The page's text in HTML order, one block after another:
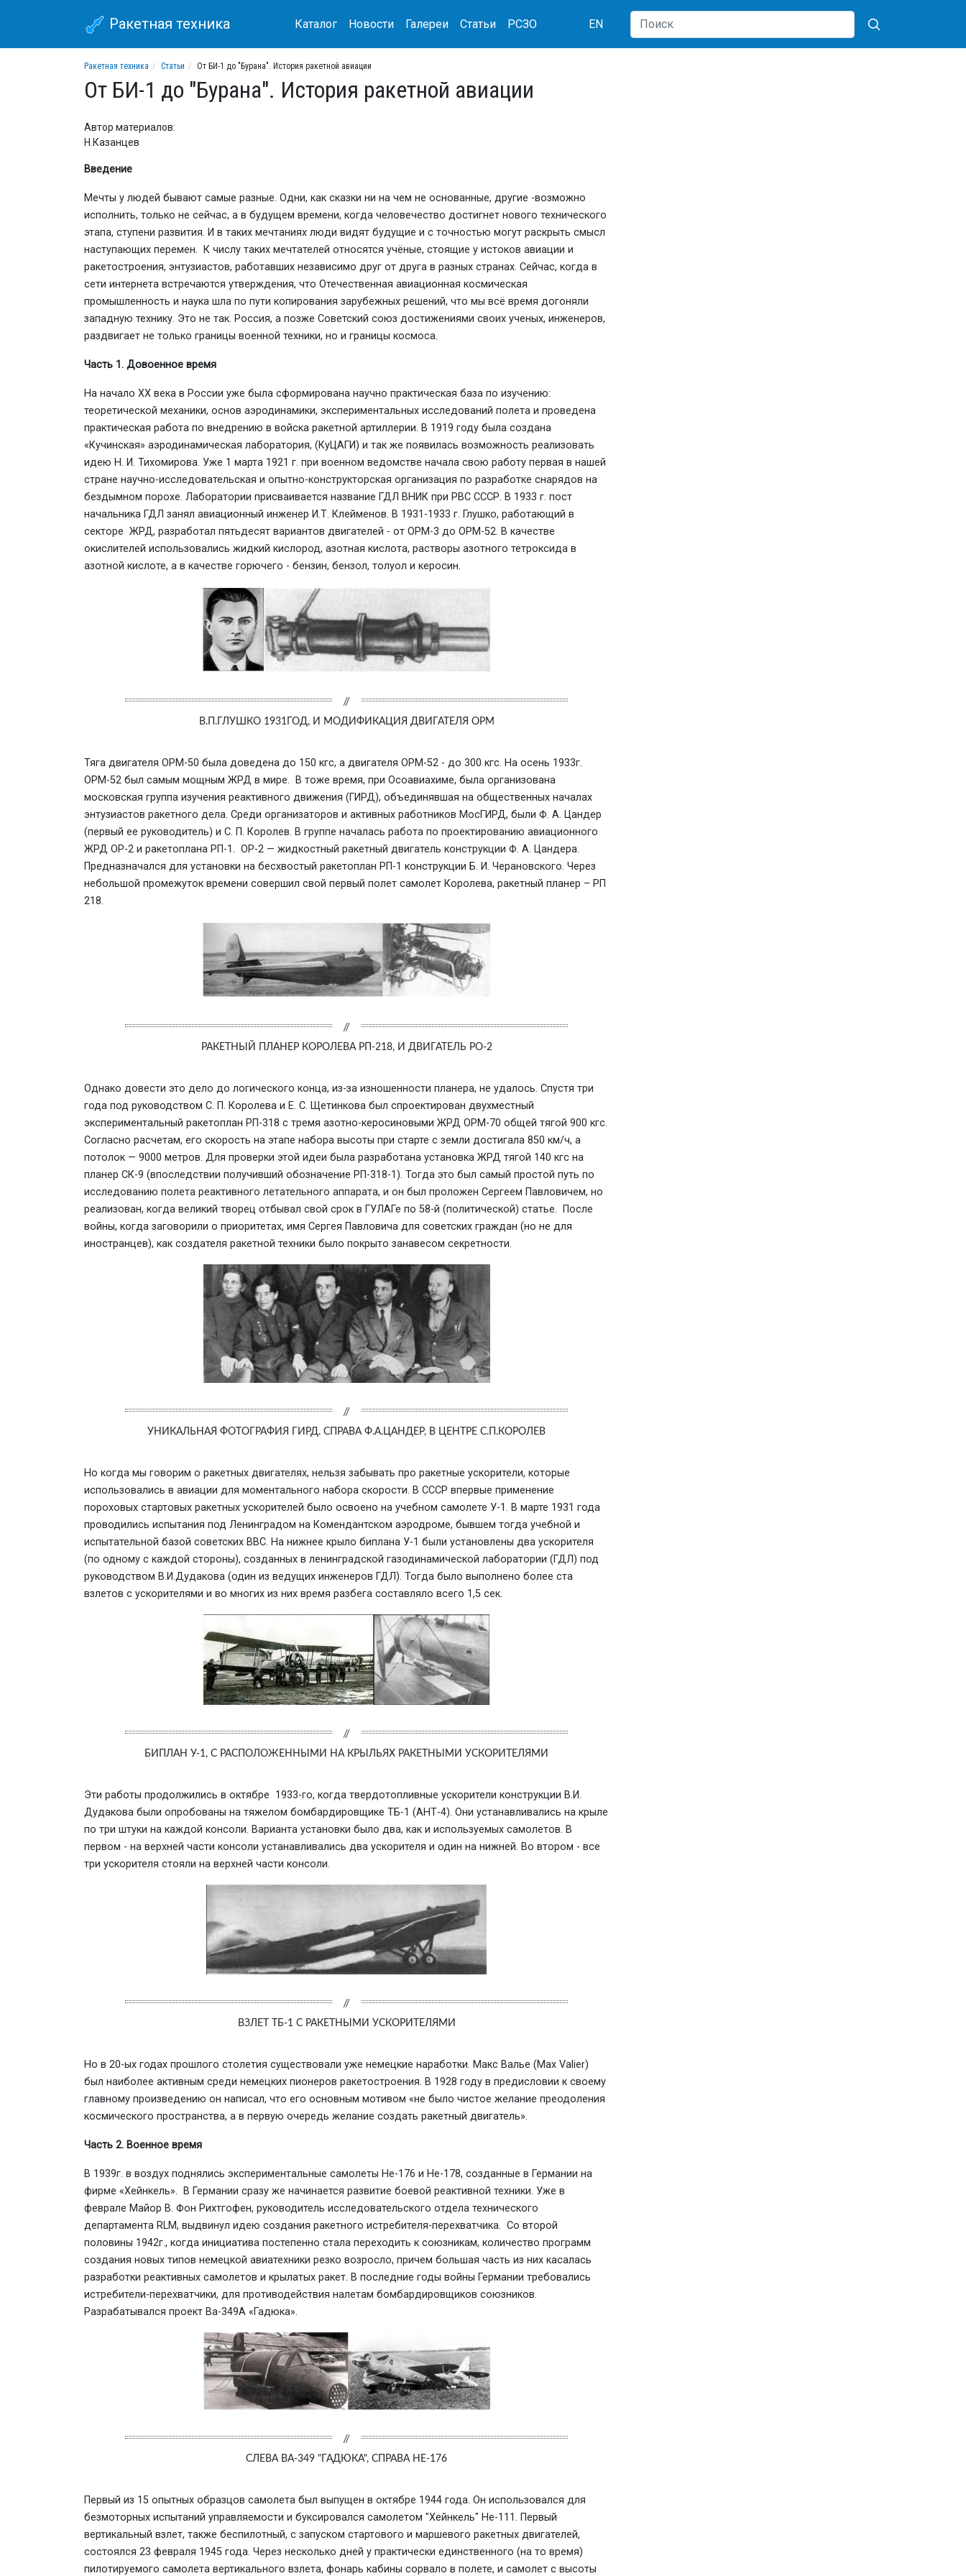
Ракетная техника Каталог Новости Галереи Статьи РСЗО EN
Ракетная техника Статьи От БИ-1 до "Бурана". История ракетной авиации
От БИ-1 до "Бурана". История ракетной авиации
Автор материалов:
Н.Казанцев
Введение
Мечты у людей бывают самые разные. Одни, как сказки ни на чем не основанные, другие -возможно
исполнить, только не сейчас, а в будущем времени, когда человечество достигнет нового технического
этапа, ступени развития. И в таких мечтаниях люди видят будущие и с точностью могут раскрыть смысл
наступающих перемен. К числу таких мечтателей относятся учёные, стоящие у истоков авиации и
ракетостроения, энтузиастов, работавших независимо друг от друга в разных странах. Сейчас, когда в
сети интернета встречаются утверждения, что Отечественная авиационная космическая
промышленность и наука шла по пути копирования зарубежных решений, что мы всё время догоняли
западную технику. Это не так. Россия, а позже Советский союз достижениями своих ученых, инженеров,
раздвигает не только границы военной техники, но и границы космоса.
Часть 1. Довоенное время
На начало ХХ века в России уже была сформирована научно практическая база по изучению:
теоретической механики, основ аэродинамики, экспериментальных исследований полета и проведена
практическая работа по внедрению в войска ракетной артиллерии. В 1919 году была создана
«Кучинская» аэродинамическая лаборатория, (КуЦАГИ) и так же появилась возможность реализовать
идею Н. И. Тихомирова. Уже 1 марта 1921 г. при военном ведомстве начала свою работу первая в нашей
стране научно-исследовательская и опытно-конструкторская организация по разработке снарядов на
бездымном порохе. Лаборатории присваивается название ГДЛ ВНИК при РВС СССР. В 1933 г. пост
начальника ГДЛ занял авиационный инженер И.Т. Клейменов. В 1931-1933 г. Глушко, работающий в
секторе ЖРД, разработал пятьдесят вариантов двигателей - от ОРМ-3 до ОРМ-52. В качестве
окислителей использовались жидкий кислород, азотная кислота, растворы азотного тетроксида в
азотной кислоте, а в качестве горючего - бензин, бензол, толуол и керосин.
В.П.ГЛУШКО 1931ГОД, И МОДИФИКАЦИЯ ДВИГАТЕЛЯ ОРМ
Тяга двигателя ОРМ-50 была доведена до 150 кгс, а двигателя ОРМ-52 - до 300 кгс. На осень 1933г.
ОРМ-52 был самым мощным ЖРД в мире. В тоже время, при Осоавиахиме, была организована
московская группа изучения реактивного движения (ГИРД), объединявшая на общественных началах
энтузиастов ракетного дела. Среди организаторов и активных работников МосГИРД, были Ф. А. Цандер
(первый ее руководитель) и С. П. Королев. В группе началась работа по проектированию авиационного
ЖРД ОР-2 и ракетоплана РП-1. ОР-2 — жидкостный ракетный двигатель конструкции Ф. А. Цандера.
Предназначался для установки на бесхвостый ракетоплан РП-1 конструкции Б. И. Черановского. Через
небольшой промежуток времени совершил свой первый полет самолет Королева, ракетный планер – РП
218.
РАКЕТНЫЙ ПЛАНЕР КОРОЛЕВА РП-218, И ДВИГАТЕЛЬ РО-2
Однако довести это дело до логического конца, из-за изношенности планера, не удалось. Спустя три
года под руководством С. П. Королева и Е. С. Щетинкова был спроектирован двухместный
экспериментальный ракетоплан РП-318 с тремя азотно-керосиновыми ЖРД ОРМ-70 общей тягой 900 кгс.
Согласно расчетам, его скорость на этапе набора высоты при старте с земли достигала 850 км/ч, а
потолок — 9000 метров. Для проверки этой идеи была разработана установка ЖРД тягой 140 кгс на
планер СК-9 (впоследствии получивший обозначение РП-318-1). Тогда это был самый простой путь по
исследованию полета реактивного летательного аппарата, и он был проложен Сергеем Павловичем, но
реализован, когда великий творец отбывал свой срок в ГУЛАГе по 58-й (политической) статье. После
войны, когда заговорили о приоритетах, имя Сергея Павловича для советских граждан (но не для
иностранцев), как создателя ракетной техники было покрыто занавесом секретности.
УНИКАЛЬНАЯ ФОТОГРАФИЯ ГИРД. СПРАВА Ф.А.ЦАНДЕР, В ЦЕНТРЕ С.П.КОРОЛЕВ
Но когда мы говорим о ракетных двигателях, нельзя забывать про ракетные ускорители, которые
использовались в авиации для моментального набора скорости. В СССР впервые применение
пороховых стартовых ракетных ускорителей было освоено на учебном самолете У-1. В марте 1931 года
проводились испытания под Ленинградом на Комендантском аэродроме, бывшем тогда учебной и
испытательной базой советских ВВС. На нижнее крыло биплана У-1 были установлены два ускорителя
(по одному с каждой стороны), созданных в ленинградской газодинамической лаборатории (ГДЛ) под
руководством В.И.Дудакова (один из ведущих инженеров ГДЛ). Тогда было выполнено более ста
взлетов с ускорителями и во многих из них время разбега составляло всего 1,5 сек.
БИПЛАН У-1, С РАСПОЛОЖЕННЫМИ НА КРЫЛЬЯХ РАКЕТНЫМИ УСКОРИТЕЛЯМИ
Эти работы продолжились в октябре 1933-го, когда твердотопливные ускорители конструкции В.И.
Дудакова были опробованы на тяжелом бомбардировщике ТБ-1 (АНТ-4). Они устанавливались на крыле
по три штуки на каждой консоли. Варианта установки было два, как и используемых самолетов. В
первом - на верхней части консоли устанавливались два ускорителя и один на нижней. Во втором - все
три ускорителя стояли на верхней части консоли.
ВЗЛЕТ ТБ-1 С РАКЕТНЫМИ УСКОРИТЕЛЯМИ
Но в 20-ых годах прошлого столетия существовали уже немецкие наработки. Макс Валье (Max Valier)
был наиболее активным среди немецких пионеров ракетостроения. В 1928 году в предисловии к своему
главному произведению он написал, что его основным мотивом «не было чистое желание преодоления
космического пространства, а в первую очередь желание создать ракетный двигатель».
Часть 2. Военное время
В 1939г. в воздух поднялись экспериментальные самолеты Не-176 и Не-178, созданные в Германии на
фирме «Хейнкель». В Германии сразу же начинается развитие боевой реактивной техники. Уже в
феврале Майор В. Фон Рихтгофен, руководитель исследовательского отдела технического
департамента RLM, выдвинул идею создания ракетного истребителя-перехватчика. Со второй
половины 1942г., когда инициатива постепенно стала переходить к союзникам, количество программ
создания новых типов немецкой авиатехники резко возросло, причем большая часть из них касалась
разработки реактивных самолетов и крылатых ракет. В последние годы войны Германии требовались
истребители-перехватчики, для противодействия налетам бомбардировщиков союзников.
Разрабатывался проект Ва-349А «Гадюка».
СЛЕВА ВА-349 "ГАДЮКА", СПРАВА HE-176
Первый из 15 опытных образцов самолета был выпущен в октябре 1944 года. Он использовался для
безмоторных испытаний управляемости и буксировался самолетом "Хейнкель" Не-111. Первый
вертикальный взлет, также беспилотный, с запуском стартового и маршевого ракетных двигателей,
состоялся 23 февраля 1945 года. Через несколько дней у практически единственного (на то время)
пилотируемого самолета вертикального взлета, фонарь кабины сорвало в полете, и самолет с высоты